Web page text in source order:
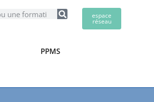
espace
réseau
PPMS